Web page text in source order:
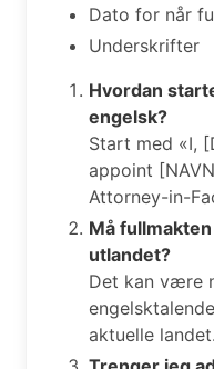
Dato for når
Underskrifter
Hvordan
engelsk?
Start med «I,
appoint
Attorney-in-
Må
utlandet?
Det kan være
aktuelle landet.